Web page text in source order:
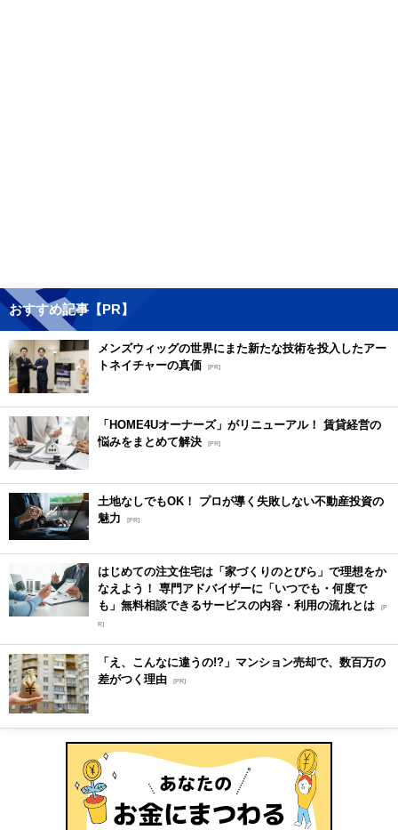
おすすめ記事【PR】
メンズウィッグの世界にまた新たな技術を投入したアー
トネイチャーの真価 [PR]
「HOME4Uオーナーズ」がリニューアル！ 賃貸経営の
悩みをまとめて解決 [PR]
土地なしでもOK！ プロが導く失敗しない不動産投資の
魅力
[PR]
はじめての注文住宅は「家づくりのとびら」で理想をか
なえよう！ 専門アドバイザーに「いつでも・何度で
も」無料相談できるサービスの内容・利用の流れとは [P
R]
「え、こんなに違うの!?」マンション売却で、数百万の
差がつく理由 [PR]